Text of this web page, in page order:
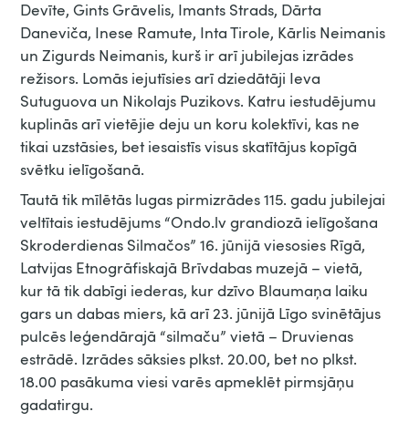
Devīte, Gints Grāvelis, Imants Strads, Dārta
Daneviča, Inese Ramute, Inta Tirole, Kārlis Neimanis
un Zigurds Neimanis, kurš ir arī jubilejas izrādes
režisors. Lomās iejutīsies arī dziedātāji Ieva
Sutuguova un Nikolajs Puzikovs. Katru iestudējumu
kuplinās arī vietējie deju un koru kolektīvi, kas ne
tikai uzstāsies, bet iesaistīs visus skatītājus kopīgā
svētku ielīgošanā.
Tautā tik mīlētās lugas pirmizrādes 115. gadu jubilejai
veltītais iestudējums “Ondo.lv grandiozā ielīgošana
Skroderdienas Silmačos” 16. jūnijā viesosies Rīgā,
Latvijas Etnogrāfiskajā Brīvdabas muzejā – vietā,
kur tā tik dabīgi iederas, kur dzīvo Blaumaņa laiku
gars un dabas miers, kā arī 23. jūnijā Līgo svinētājus
pulcēs leģendārajā “silmaču” vietā – Druvienas
estrādē. Izrādes sāksies plkst. 20.00, bet no plkst.
18.00 pasākuma viesi varēs apmeklēt pirmsjāņu
gadatirgu.